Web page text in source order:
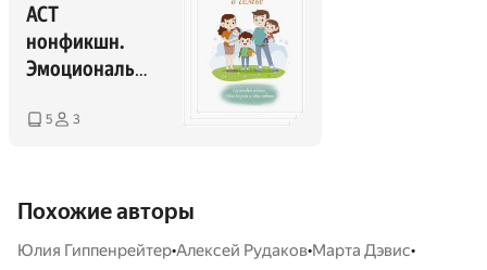
АСТ
нонфикшн.
Эмоциональн
детей
5 3
Похожие авторы
Юлия Гиппенрейтер•Алексей Рудаков•Марта Дэвис•